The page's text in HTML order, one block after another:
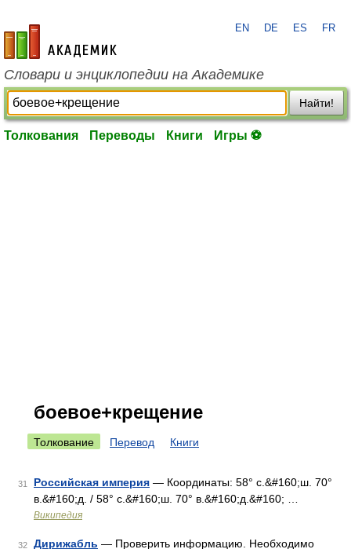
academic.ru
EN DE ES FR
Словари и энциклопедии на Академике
Найти!
Толкования Переводы Книги Игры ⚽
боевое+крещение
Толкование Перевод Книги
31 Российская империя — Координаты: 58° с.&#160;ш. 70°
в.&#160;д. / 58° с.&#160;ш. 70° в.&#160;д.&#160; …
Википедия
32 Дирижабль — Проверить информацию. Необходимо